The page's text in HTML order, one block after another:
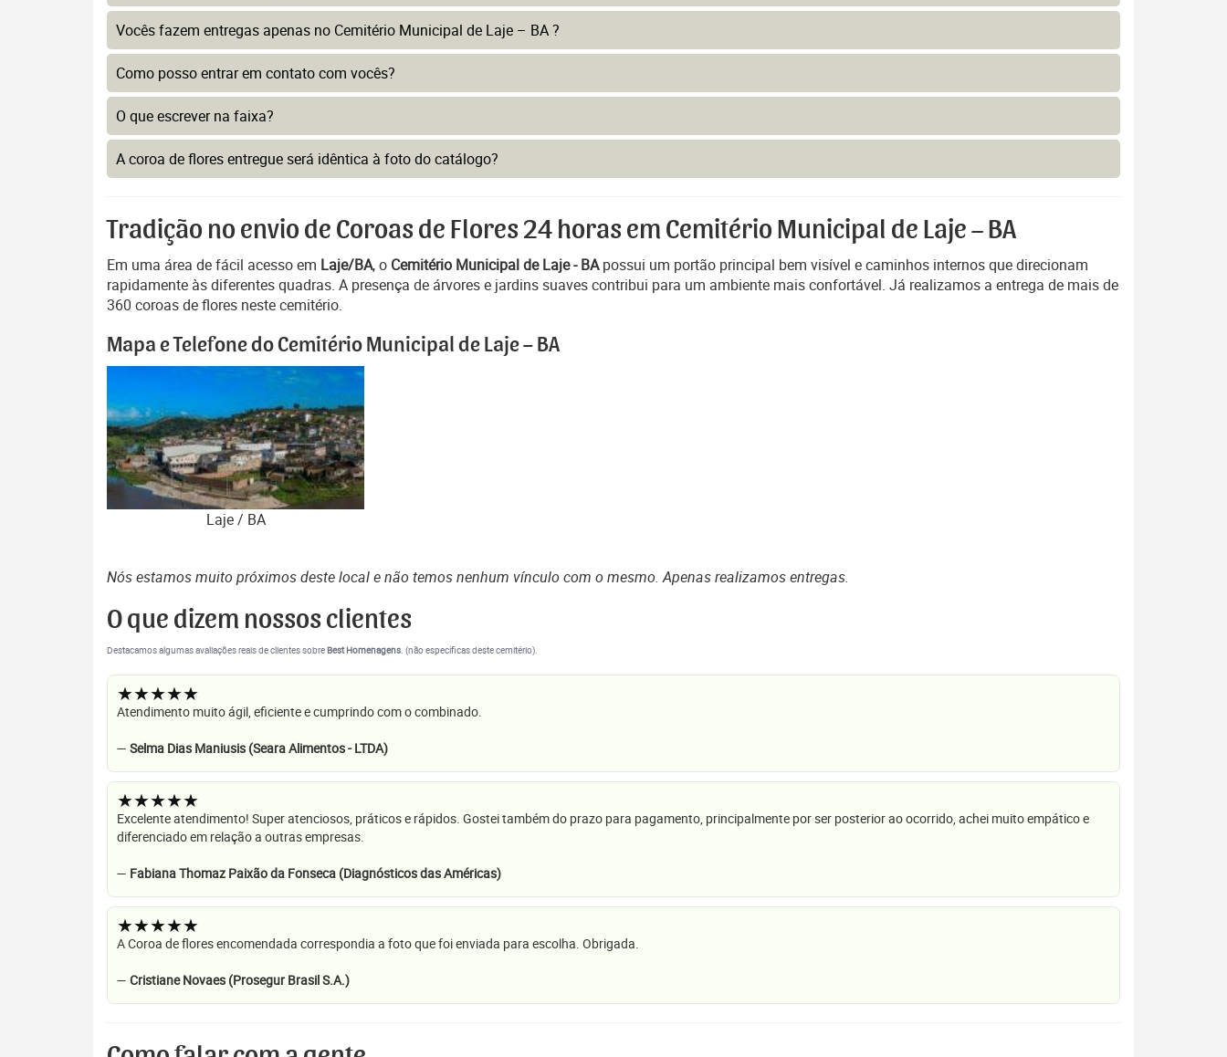
Vocês fazem entregas apenas no Cemitério Municipal de Laje – BA ?
Como posso entrar em contato com vocês?
O que escrever na faixa?
A coroa de flores entregue será idêntica à foto do catálogo?
Tradição no envio de Coroas de Flores 24 horas em Cemitério Municipal de Laje – BA
Em uma área de fácil acesso em Laje/BA, o Cemitério Municipal de Laje - BApossui um portão principal bem visível e caminhos internos que direcionam
rapidamente às diferentes quadras. A presença de árvores e jardins suaves contribui para um ambiente mais confortável. Já realizamos a entrega de mais de
360 coroas de flores neste cemitério.
Mapa e Telefone do Cemitério Municipal de Laje – BA
Laje / BA
Nós estamos muito próximos deste local e não temos nenhum vínculo com o mesmo. Apenas realizamos entregas.
O que dizem nossos clientes
Destacamos algumas avaliações reais de clientes sobreBest Homenagens. (não específicas deste cemitério).
★★★★★
Atendimento muito ágil, eficiente e cumprindo com o combinado.
— Selma Dias Maniusis (Seara Alimentos - LTDA)
★★★★★
Excelente atendimento! Super atenciosos, práticos e rápidos. Gostei também do prazo para pagamento, principalmente por ser posterior ao ocorrido, achei muito empático e
diferenciado em relação a outras empresas.
— Fabiana Thomaz Paixão da Fonseca (Diagnósticos das Américas)
★★★★★
A Coroa de flores encomendada correspondia a foto que foi enviada para escolha. Obrigada.
— Cristiane Novaes (Prosegur Brasil S.A.)